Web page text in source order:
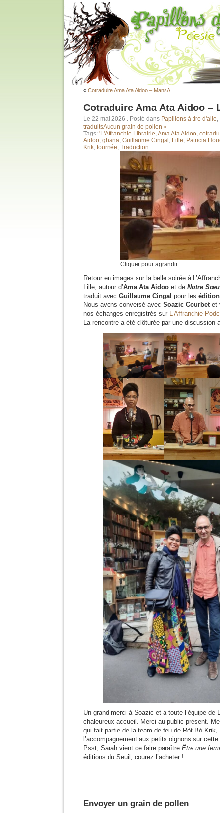
« Cotraduire Ama Ata Aidoo – MansA
Cotraduire Ama Ata Aidoo –
Le 22 mai 2026 . Posté dans Papillons à tire d'aile,
traduitsAucun grain de pollen »
Tags: 'L'Affranchie Librairie,Ama Ata Aidoo,
Aidoo, ghana, Guillaume Cingal , Lille, Patricia
Krik, tournée, Traduction
Cliquer pour agrandir
Retour en images sur la belle soirée à
Lille, autour d’Ama Ata Aidoo et de Notre
traduit avec Guillaume Cingal pour les
Nous avons conversé avec Soazic Courbetet
nos échanges enregistrés sur L’Affranchie
La rencontre a été clôturée par une discussion
Un grand merci à Soazic et à toute l’équipe de
chaleureux accueil. Merci au public présent.
qui fait partie de la team de feu de Ròt-Bò-Krik,
l’accompagnement aux petits oignons sur cette
Psst, Sarah vient de faire paraître Être une
éditions du Seuil, courez l’acheter !
Envoyer un grain de pollen